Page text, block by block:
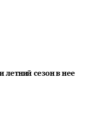
летний сезон в нее